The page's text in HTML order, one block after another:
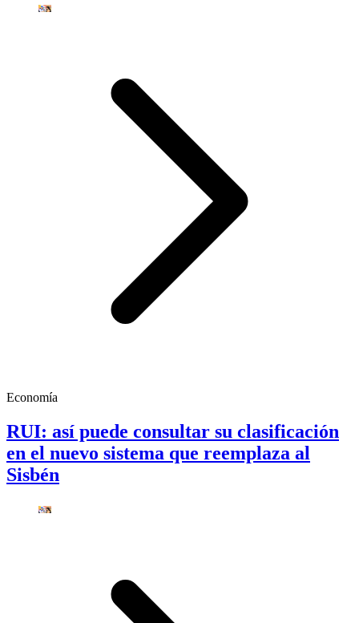
Economía
RUI: así puede consultar su clasificación
en el nuevo sistema que reemplaza al
Sisbén